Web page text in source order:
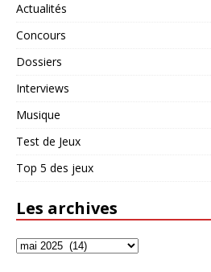
Actualités
Concours
Dossiers
Interviews
Musique
Test de Jeux
Top 5 des jeux
Les archives